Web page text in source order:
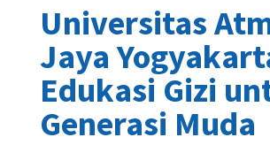
Universitas
Jaya
Edukasi Gizi
Generasi Muda